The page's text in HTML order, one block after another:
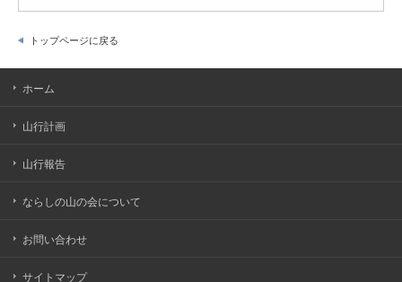
トップページに戻る
ホーム
山行計画
山行報告
ならしの山の会について
お問い合わせ
サイトマップ